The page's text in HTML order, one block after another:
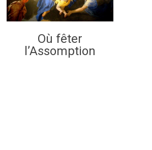
Où fêter
l’Assomption